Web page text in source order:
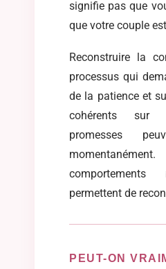
signifie pas que
que votre couple
Reconstruire la
processus qui
de la patience et
cohérents sur
promesses
comportements
permettent de
PEUT-ON